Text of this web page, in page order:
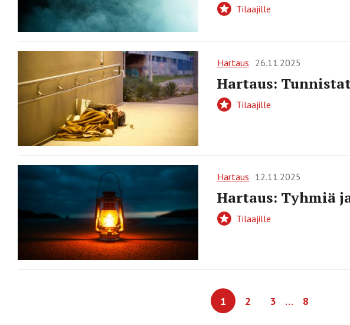
Tilaajille
Hartaus 26.11.2025
Hartaus:
Tilaajille
Hartaus 12.11.2025
Hartaus: Tyhmiä
Tilaajille
1 2 3 … 8